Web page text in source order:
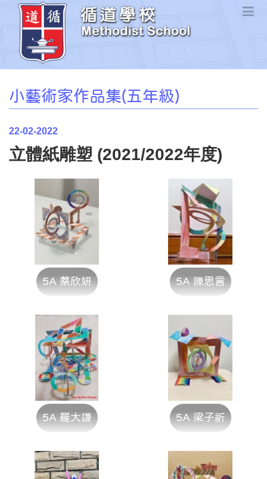
小藝術家作品集(五年級)
22-02-2022
立體紙雕塑 (2021/2022年度)
5A 蔡欣妍 5A 陳思言
5A 羅大謙 5A 梁子祈